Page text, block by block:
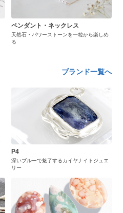
ペンダント・ネックレス
天然石・パワーストーンを一粒から楽しめ
る
ブランド一覧へ
P4
深いブルーで魅了するカイヤナイトジュエ
リー